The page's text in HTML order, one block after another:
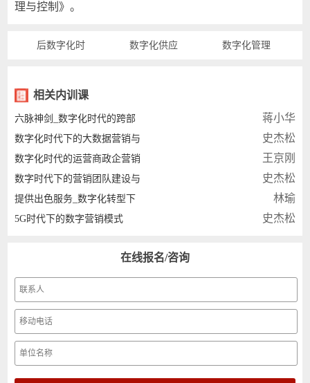
理与控制》。
后数字化时 数字化供应 数字化管理
相关内训课
六脉神剑_数字化时代的跨部 蒋小华
数字化时代下的大数据营销与 史杰松
数字化时代的运营商政企营销 王京刚
数字时代下的营销团队建设与 史杰松
提供出色服务_数字化转型下 林瑜
5G时代下的数字营销模式 史杰松
在线报名/咨询